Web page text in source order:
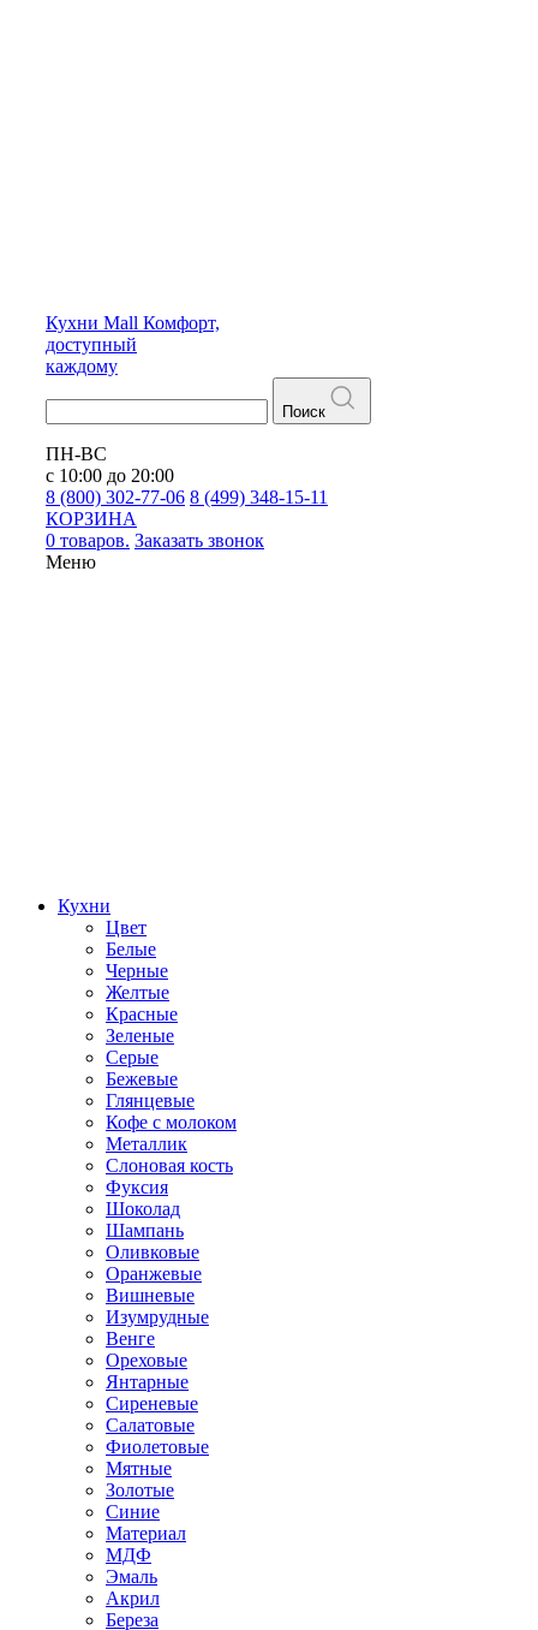
Кухни Mall Комфорт,
доступный
каждому
Поиск
ПН-ВС
с 10:00 до 20:00
8 (800) 302-77-06 8 (499) 348-15-11
КОРЗИНА
0 товаров. Заказать звонок
Меню
Кухни
Цвет
Белые
Черные
Желтые
Красные
Зеленые
Серые
Бежевые
Глянцевые
Кофе с молоком
Металлик
Слоновая кость
Фуксия
Шоколад
Шампань
Оливковые
Оранжевые
Вишневые
Изумрудные
Венге
Ореховые
Янтарные
Сиреневые
Салатовые
Фиолетовые
Мятные
Золотые
Синие
Материал
МДФ
Эмаль
Акрил
Береза